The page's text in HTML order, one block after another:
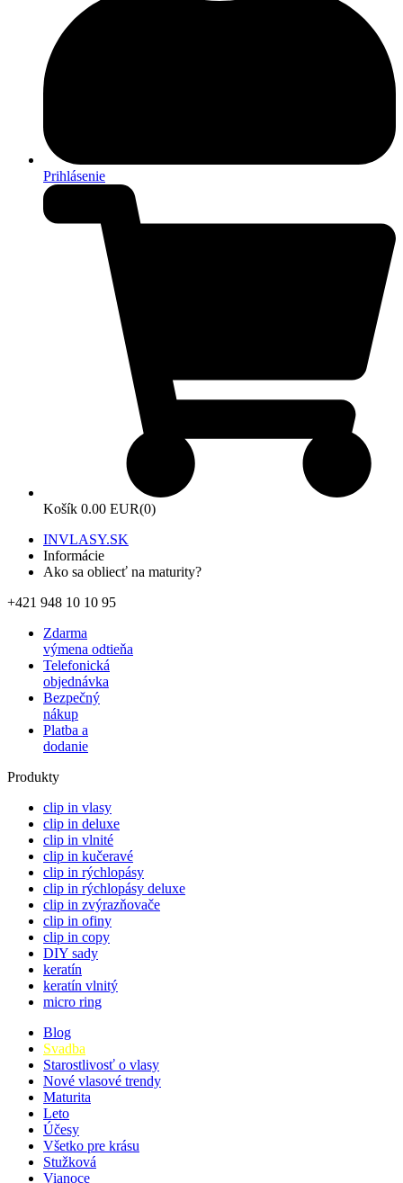
Prihlásenie
Košík 0.00 EUR(0)
INVLASY.SK
Informácie
Ako sa obliecť na maturity?
+421 948 10 10 95
Zdarma
výmena odtieňa
Telefonická
objednávka
Bezpečný
nákup
Platba a
dodanie
Produkty
clip in vlasy
clip in deluxe
clip in vlnité
clip in kučeravé
clip in rýchlopásy
clip in rýchlopásy deluxe
clip in zvýrazňovače
clip in ofiny
clip in copy
DIY sady
keratín
keratín vlnitý
micro ring
Blog
Svadba
Starostlivosť o vlasy
Nové vlasové trendy
Maturita
Leto
Účesy
Všetko pre krásu
Stužková
Vianoce